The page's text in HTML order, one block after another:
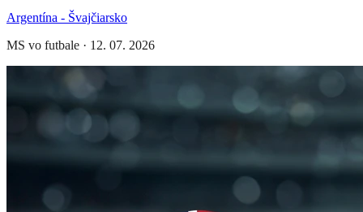
Argentína - Švajčiarsko
MS vo futbale · 12. 07. 2026